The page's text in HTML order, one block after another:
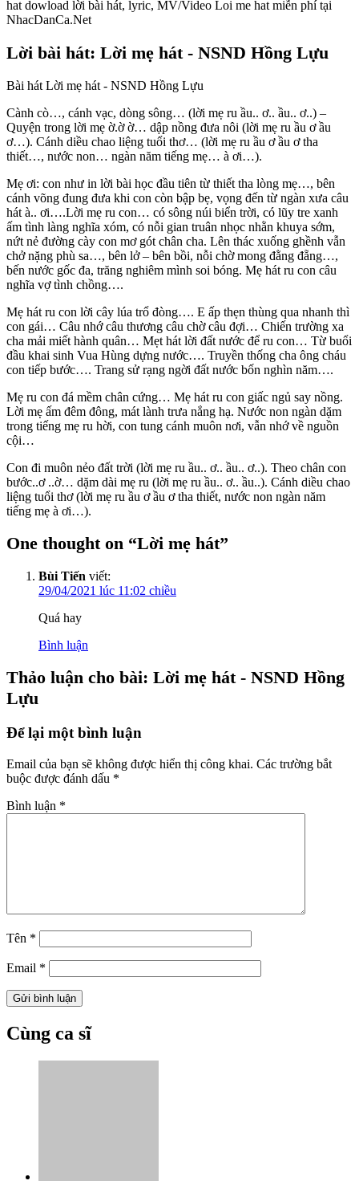
hat dowload lời bài hát, lyric, MV/Video Loi me hat miễn phí tại
NhacDanCa.Net
Lời bài hát: Lời mẹ hát - NSND Hồng Lựu
Bài hát Lời mẹ hát - NSND Hồng Lựu
Cành cò…, cánh vạc, dòng sông… (lời mẹ ru ầu.. ơ.. ầu.. ơ..) –
Quyện trong lời mẹ ờ.ờ ờ… dập nồng đưa nôi (lời mẹ ru ầu ơ ầu
ơ…). Cánh diều chao liệng tuổi thơ… (lời mẹ ru ầu ơ ầu ơ tha
thiết…, nước non… ngàn năm tiếng mẹ… à ơi…).
Mẹ ơi: con như in lời bài học đầu tiên từ thiết tha lòng mẹ…, bên
cánh võng đung đưa khi con còn bập bẹ, vọng đến từ ngàn xưa câu
hát à.. ơi….Lời mẹ ru con… có sông núi biển trời, có lũy tre xanh
ấm tình làng nghĩa xóm, có nỗi gian truân nhọc nhằn khuya sớm,
nứt nẻ đường cày con mơ gót chân cha. Lên thác xuống ghềnh vẫn
chở nặng phù sa…, bên lở – bên bồi, nỗi chờ mong đằng đẵng…,
bến nước gốc đa, trăng nghiêm mình soi bóng. Mẹ hát ru con câu
nghĩa vợ tình chồng….
Mẹ hát ru con lời cây lúa trổ đòng…. E ấp thẹn thùng qua nhanh thì
con gái… Câu nhớ câu thương câu chờ câu đợi… Chiến trường xa
cha mải miết hành quân… Mẹt hát lời đất nước để ru con… Từ buổi
đầu khai sinh Vua Hùng dựng nước…. Truyền thống cha ông cháu
con tiếp bước…. Trang sử rạng ngời đất nước bốn nghìn năm….
Mẹ ru con đá mềm chân cứng… Mẹ hát ru con giấc ngủ say nồng.
Lời mẹ ấm đêm đông, mát lành trưa nắng hạ. Nước non ngàn dặm
trong tiếng mẹ ru hời, con tung cánh muôn nơi, vẫn nhớ về nguồn
cội…
Con đi muôn nẻo đất trời (lời mẹ ru ầu.. ơ.. ầu.. ơ..). Theo chân con
bước..ơ ..ờ… dặm dài mẹ ru (lời mẹ ru ầu.. ơ.. ầu..). Cánh diều chao
liệng tuổi thơ (lời mẹ ru ầu ơ ầu ơ tha thiết, nước non ngàn năm
tiếng mẹ à ơi…).
One thought on “Lời mẹ hát”
Bùi Tiến viết:
29/04/2021 lúc 11:02 chiều
Quá hay
Bình luận
Thảo luận cho bài: Lời mẹ hát - NSND Hồng
Lựu
Để lại một bình luận
Email của bạn sẽ không được hiển thị công khai. Các trường bắt
buộc được đánh dấu *
Bình luận *
Tên *
Email *
Cùng ca sĩ